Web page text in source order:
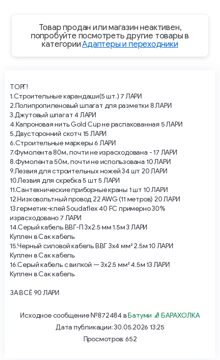
Товар продан или магазин неактивен,
попробуйте посмотреть другие товары в
категорииАдаптеры и переходники
ТОРГ!
1.Строительные карандаши(5 шт.) 7 ЛАРИ
2.Полипропиленовый шпагат для разметки 8 ЛАРИ
3.Джутовый шпагат 4 ЛАРИ
4.Капроновая нить Gold Cup не распакованная 5 ЛАРИ
5.Двусторонний скотч 15 ЛАРИ
6.Строительные маркеры 6 ЛАРИ
7.Фумолента 80м, почти не израсходована - 17 ЛАРИ
8.Фумолента 50м, почти не использована 10 ЛАРИ
9.Лезвия для строительных ножей 34 шт 20 ЛАРИ
10.Лезвия для скребка 5 шт 5 ЛАРИ
11.Сантехнические приборные краны 1 шт 10 ЛАРИ
12.Низковольтный провод 22 AWG (11 метров) 20 ЛАРИ
13.герметик-клей Soudaflex 40 FC примерно 30%
израсходовано 7 ЛАРИ
14.Серый кабель ВВГ-П 3х2.5 мм 1.5м 3 ЛАРИ
Куплен в Сак кабель
15.Черный силовой кабель ВВГ 3х4 мм² 2.5м 10 ЛАРИ
Куплен в Сак кабель
16.Серый кабель с вилкой — 3х2.5 мм² 4.5м 13 ЛАРИ
Куплен в Сак кабель
ЗА ВСЁ 90 ЛАРИ
Исходное сообщение №872484 вБатуми 🧦 БАРАХОЛКА
Дата публикации: 30.05.2026 13:25
Просмотров: 652